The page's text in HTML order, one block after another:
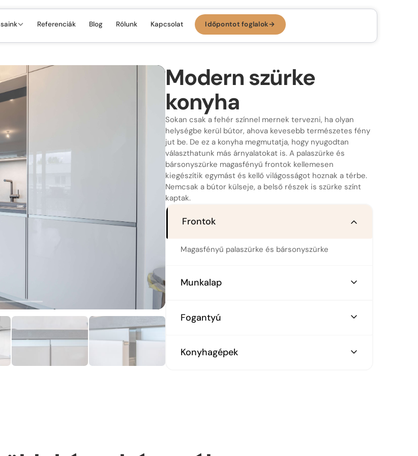
Referenciák Blog Rólunk Kapcsolat Időpontot foglalok→
Konyhastílusok
More than kitchen
Konyhagépek, beépíthető készülékek
Belső megoldások
Munkalapok
Konyhatervezés
Kivitelezés
VR konyhatervezés
Modern szürke
konyha
Sokan csak a fehér színnel mernek tervezni, ha olyan
helységbe kerül bútor, ahova kevesebb természetes fény
jut be. De ez a konyha megmutatja, hogy nyugodtan
választhatunk más árnyalatokat is. A palaszürke és
bársonyszürke magasfényű frontok kellemesen
kiegészítik egymást és kellő világosságot hoznak a térbe.
Nemcsak a bútor külseje, a belső részek is szürke színt
kaptak.
Frontok
Magasfényű palaszürke és bársonyszürke
Munkalap
Fogantyú
Konyhagépek